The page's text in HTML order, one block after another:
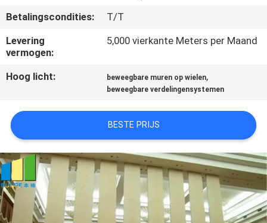
VERZOEK
OM
CITAAT
SITEMAP
PRIVACY
POLICY
Betalingscondities:
T/T
Levering
vermogen:
5,000 vierkante Meters per Maand
Hoog licht: beweegbare muren op wielen,
beweegbare verdelingensystemen
BESTE PRIJS